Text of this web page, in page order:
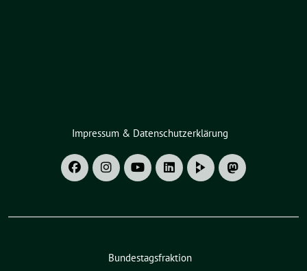
Impressum & Datenschutzerklärung
Bundestagsfraktion